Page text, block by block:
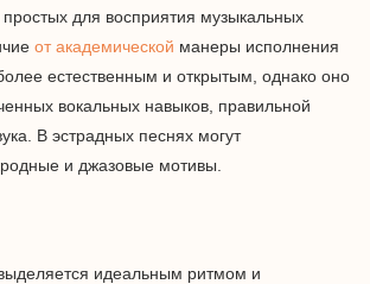
простых для восприятия музыкальных
от академической манеры исполнения
естественным и открытым, однако оно
вокальных навыков, правильной
В эстрадных песнях могут
и джазовые мотивы.
идеальным ритмом и